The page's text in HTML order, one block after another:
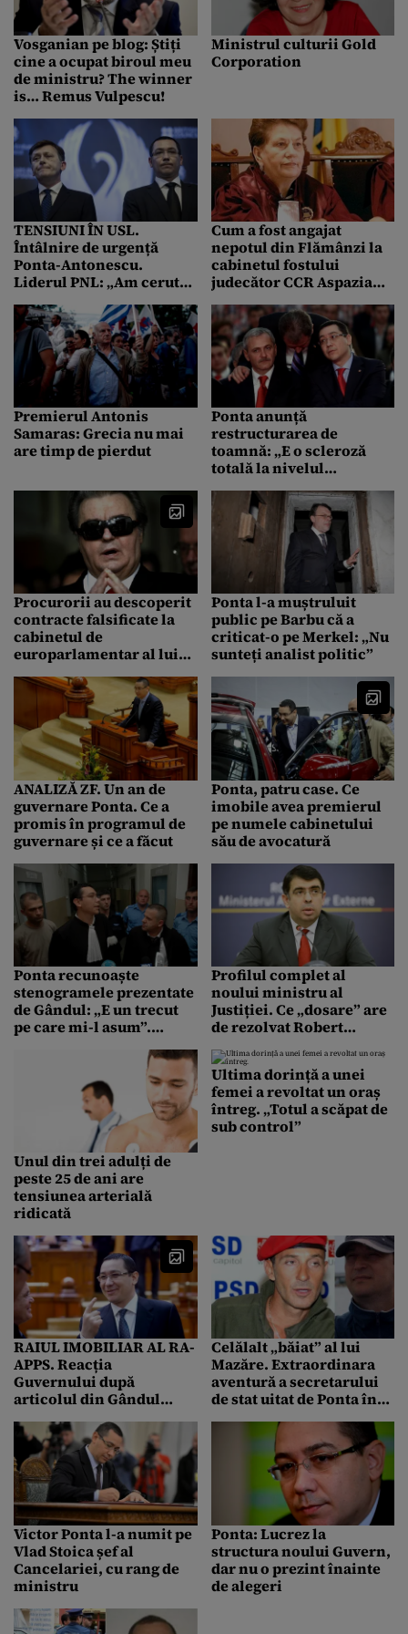
Vosganian pe blog: Știți
cine a ocupat biroul meu
de ministru? The winner
is… Remus Vulpescu!
Ministrul culturii Gold
Corporation
TENSIUNI ÎN USL.
Întâlnire de urgență
Ponta-Antonescu.
Liderul PNL: „Am cerut
răspunderea, Ponta a
refuzat. Se va face
Comisia specială”
Cum a fost angajat
nepotul din Flămânzi la
cabinetul fostului
judecător CCR Aspazia
mă mai deranjați!”
Premierul Antonis
Samaras: Grecia nu mai
are timp de pierdut
Ponta anunță
restructurarea de
toamnă: „E o scleroză
totală la nivelul
Procurorii au descoperit
contracte falsificate la
cabinetul de
europarlamentar al lui
Vadim Tudor. Ce spune
fostul lider PRM
Ponta l-a muștruluit
public pe Barbu că a
criticat-o pe Merkel: „Nu
sunteți analist politic”
ANALIZĂ ZF. Un an de
guvernare Ponta. Ce a
promis în programul de
guvernare și ce a făcut
Ponta, patru case. Ce
imobile avea premierul
pe numele cabinetului
său de avocatură
Ponta recunoaște
stenogramele prezentate
de Gândul: „E un trecut
pe care mi-l asum”.
desființat cabinetul de
Profilul complet al
noului ministru al
Justiției. Ce „dosare” are
de rezolvat Robert
Unul din trei adulți de
peste 25 de ani are
tensiunea arterială
ridicată
Ultima dorință a unei
femei a revoltat un oraș
întreg. „Totul a scăpat de
sub control”
RAIUL IMOBILIAR AL RA-
APPS. Reacția
Guvernului după
articolul din Gândul
erori din lista prezentată
de Ponta
Celălalt „băiat” al lui
Mazăre. Extraordinara
aventură a secretarului
de stat uitat de Ponta în
guvernării. EXCLUSIV
Victor Ponta l-a numit pe
Vlad Stoica șef al
Cancelariei, cu rang de
ministru
Ponta: Lucrez la
structura noului Guvern,
dar nu o prezint înainte
de alegeri